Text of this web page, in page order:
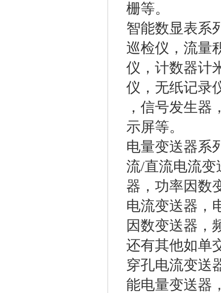
栅等。
智能数显表系
巡检仪，流量
仪，计数器计
仪，无纸记录
，信号发生
示屏等。
电量变送器系
流/直流电流变
器，功率因数
电流变送器，
因数变送器，
还有其他如单
穿孔电流变送
能电量变送器